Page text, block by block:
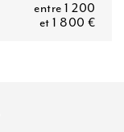
entre 1 200
et 1 800 €